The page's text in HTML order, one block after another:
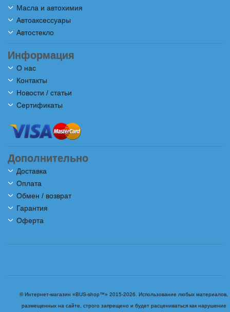
Масла и автохимия
Автоаксессуары
Автостекло
Информация
О нас
Контакты
Новости / статьи
Сертификаты
Дополнительно
Доставка
Оплата
Обмен / возврат
Гарантия
Оферта
© Интернет-магазин «BUS-shop™» 2015-2026. Использование любых материалов,
размещенных на сайте, строго запрещено и будет расцениваться как нарушение